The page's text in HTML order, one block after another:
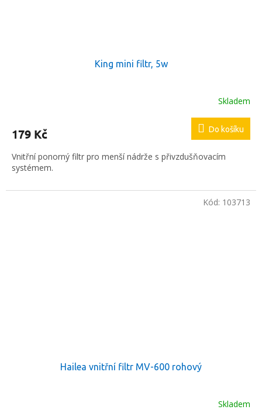
King mini filtr, 5w
Skladem
179 Kč Do košíku
Vnitřní ponorný filtr pro menší nádrže s přivzdušňovacím
systémem.
Hailea vnitřní filtr MV-600 rohový
Skladem
Kód: 103713